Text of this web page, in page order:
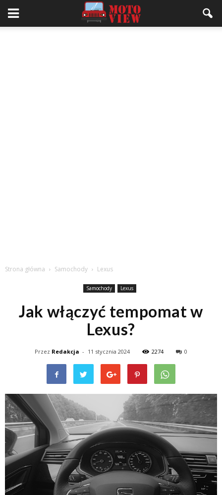
Strona główna Samochody Lexus
Samochody Lexus
Jak włączyć tempomat w
Lexus?
Przez Redakcja - 11 stycznia 2024 2274 0